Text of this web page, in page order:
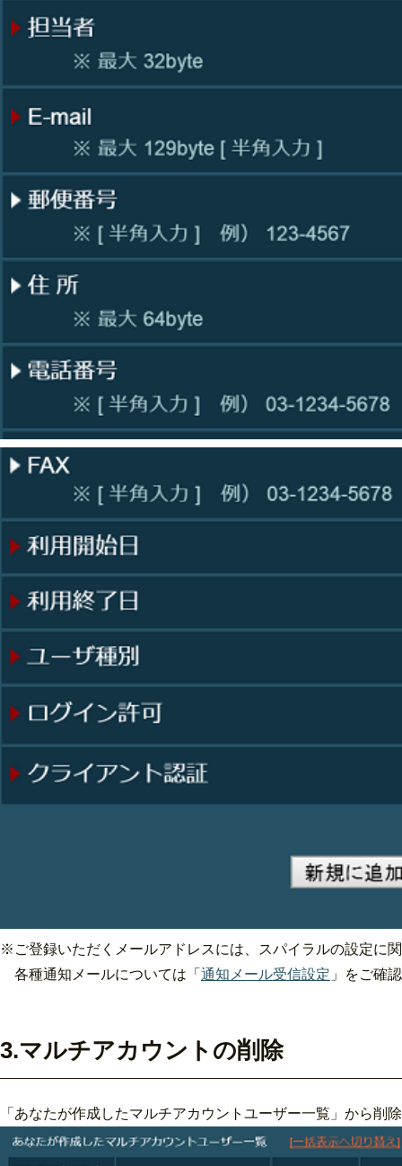
※ご登録いただくメールアドレスには、スパイラルの設定に
各種通知メールについては「 通知メール受信設定 」をご確
3.マルチアカウントの削除
「あなたが作成したマルチアカウントユーザー一覧」から削